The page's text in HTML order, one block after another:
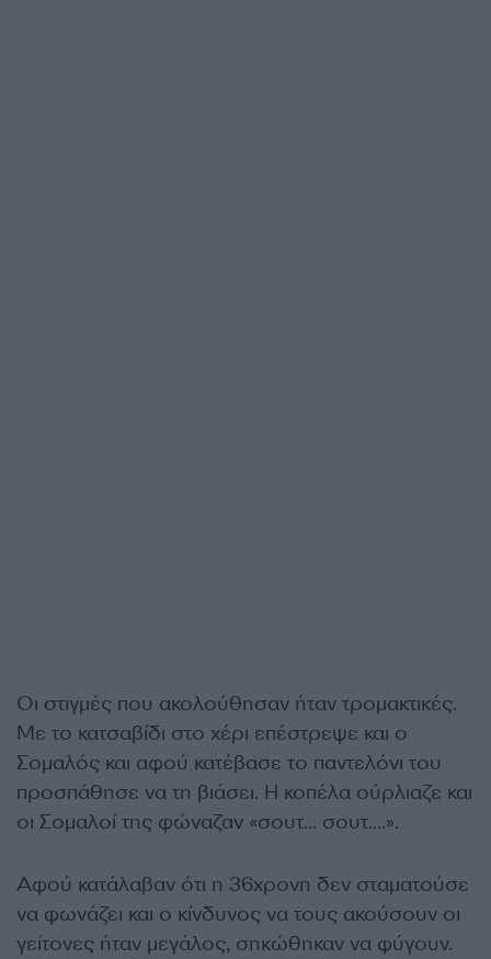
Οι στιγμές που ακολούθησαν ήταν τρομακτικές.
Με το κατσαβίδι στο χέρι επέστρεψε και ο
Σομαλός και αφού κατέβασε το παντελόνι του
προσπάθησε να τη βιάσει. Η κοπέλα ούρλιαζε και
οι Σομαλοί της φώναζαν «σουτ… σουτ….».
Αφού κατάλαβαν ότι η 36χρονη δεν σταματούσε
να φωνάζει και ο κίνδυνος να τους ακούσουν οι
γείτονες ήταν μεγάλος, σηκώθηκαν να φύγουν.